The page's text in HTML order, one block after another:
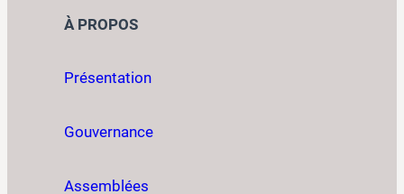
À PROPOS
Présentation
Gouvernance
Assemblées